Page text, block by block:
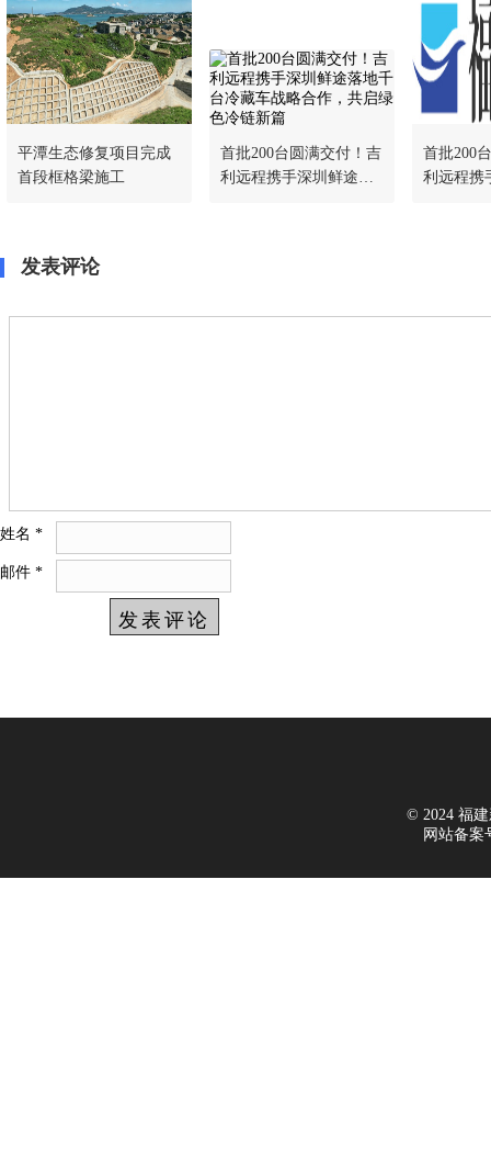
平潭生态修复项目完成
首段框格梁施工
首批200台圆满交付！吉
利远程携手深圳鲜途落
首批200
利远程携
发表评论
姓名 *
邮件 *
© 2024 福建
网站备案